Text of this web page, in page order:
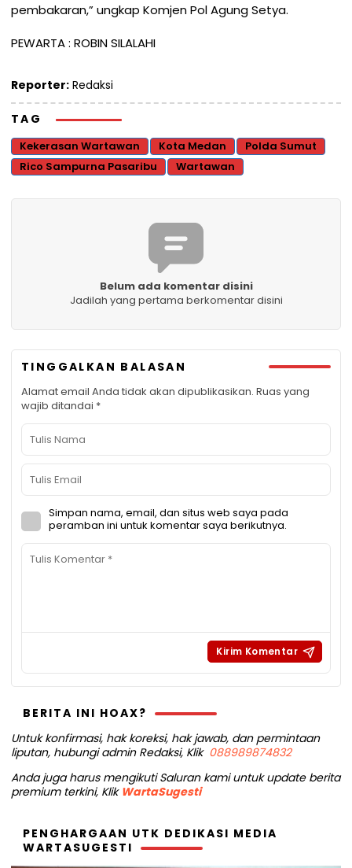
pembakaran,” ungkap Komjen Pol Agung Setya.
PEWARTA : ROBIN SILALAHI
Reporter: Redaksi
TAG
Kekerasan Wartawan Kota Medan
Polda Sumut
Rico Sampurna Pasaribu
Wartawan
Belum ada komentar disini
Jadilah yang pertama berkomentar disini
TINGGALKAN BALASAN
Alamat email Anda tidak akan dipublikasikan. Ruas yang
wajib ditandai *
Simpan nama, email, dan situs web saya pada
peramban ini untuk komentar saya berikutnya.
BERITA INI HOAX?
Untuk konfirmasi, hak koreksi, hak jawab, dan permintaan
liputan, hubungi admin Redaksi, Klik 088989874832
Anda juga harus mengikuti Saluran kami untuk update berita
premium terkini, Klik WartaSugesti
PENGHARGAAN UTK DEDIKASI MEDIA
WARTASUGESTI